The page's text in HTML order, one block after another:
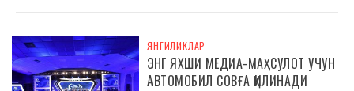
ЯНГИЛИКЛАР
ЭНГ ЯХШИ МЕДИА-МАҲСУЛОТ УЧУН
АВТОМОБИЛ СОВҒА ҚИЛИНАДИ